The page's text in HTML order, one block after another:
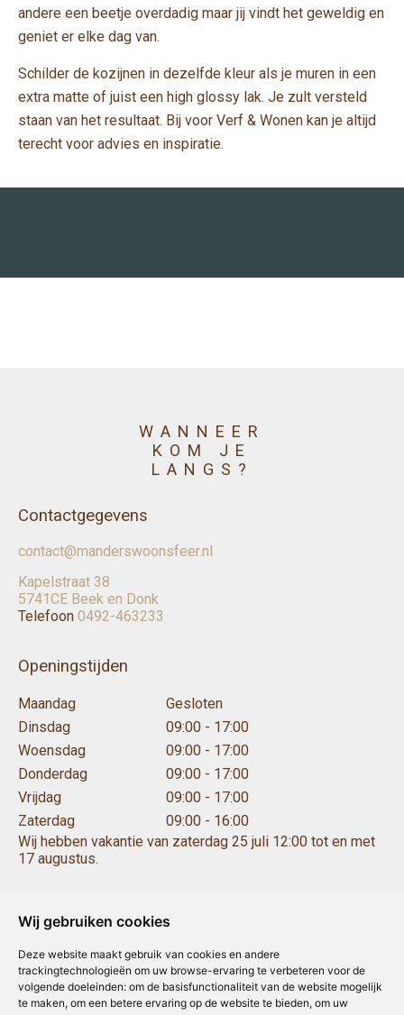
Wij gebruiken cookies
Deze website maakt gebruik van cookies en andere
trackingtechnologieën om uw browse-ervaring te verbeteren voor de
volgende doeleinden: om de basisfunctionaliteit van de website mogelijk
te maken, om een betere ervaring op de website te bieden, om uw
andere een beetje overdadig maar jij vindt het geweldig en
geniet er elke dag van.
Schilder de kozijnen in dezelfde kleur als je muren in een
extra matte of juist een high glossy lak. Je zult versteld
staan van het resultaat. Bij voor Verf & Wonen kan je altijd
terecht voor advies en inspiratie.
WANNEER
KOM JE
LANGS?
Contactgegevens
contact@manderswoonsfeer.nl
Kapelstraat 38
5741CE Beek en Donk
Telefoon 0492-463233
Openingstijden
Maandag
Gesloten
Dinsdag
09:00 - 17:00
Woensdag
09:00 - 17:00
Donderdag
09:00 - 17:00
Vrijdag
09:00 - 17:00
Zaterdag
09:00 - 16:00
Wij hebben vakantie van zaterdag 25 juli 12:00 tot en met
17 augustus.